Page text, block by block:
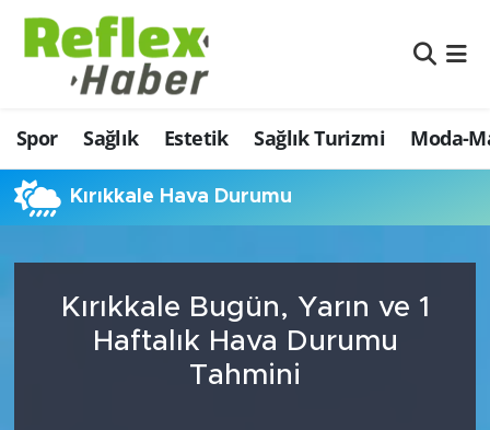
Spor Sağlık Estetik Sağlık Turizmi Moda-
Kırıkkale Hava Durumu
Kırıkkale Bugün, Yarın ve 1
Haftalık Hava Durumu
Tahmini
Eğitim
Estetik
Firmalardan
İş ve Ekonomi
Moda-Magazin-Eğlence
Nöbetçi Eczaneler
Hava Durumu
Namaz Vakitleri
Şampiyonlar Ligi Puan Durumu ve Fikstür
Tüm Manşetler